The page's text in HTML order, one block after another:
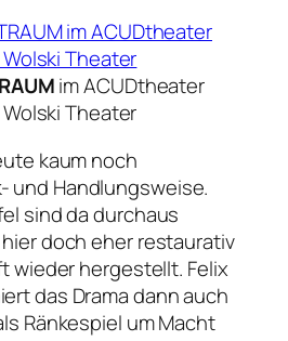
im ACUDtheater
Theater
kaum noch
und Handlungsweise.
sind da durchaus
doch eher restaurativ
wieder hergestellt. Felix
das Drama dann auch
Ränkespiel um Macht